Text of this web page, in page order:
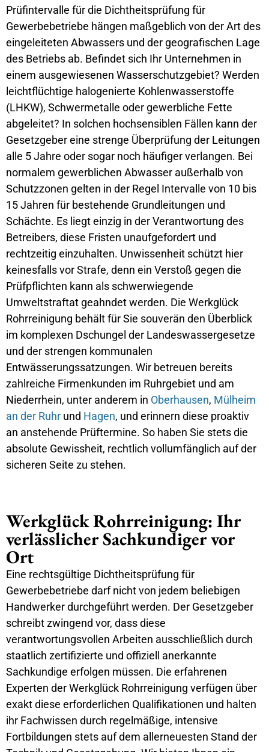
Prüfintervalle für die Dichtheitsprüfung für
Gewerbebetriebe hängen maßgeblich von der Art des
eingeleiteten Abwassers und der geografischen Lage
des Betriebs ab. Befindet sich Ihr Unternehmen in
einem ausgewiesenen Wasserschutzgebiet? Werden
leichtflüchtige halogenierte Kohlenwasserstoffe
(LHKW), Schwermetalle oder gewerbliche Fette
abgeleitet? In solchen hochsensiblen Fällen kann der
Gesetzgeber eine strenge Überprüfung der Leitungen
alle 5 Jahre oder sogar noch häufiger verlangen. Bei
normalem gewerblichen Abwasser außerhalb von
Schutzzonen gelten in der Regel Intervalle von 10 bis
15 Jahren für bestehende Grundleitungen und
Schächte. Es liegt einzig in der Verantwortung des
Betreibers, diese Fristen unaufgefordert und
rechtzeitig einzuhalten. Unwissenheit schützt hier
keinesfalls vor Strafe, denn ein Verstoß gegen die
Prüfpflichten kann als schwerwiegende
Umweltstraftat geahndet werden. Die Werkglück
Rohrreinigung behält für Sie souverän den Überblick
im komplexen Dschungel der Landeswassergesetze
und der strengen kommunalen
Entwässerungssatzungen. Wir betreuen bereits
zahlreiche Firmenkunden im Ruhrgebiet und am
Niederrhein, unter anderem in Oberhausen, Mülheim
an der Ruhr und Hagen, und erinnern diese proaktiv
an anstehende Prüftermine. So haben Sie stets die
absolute Gewissheit, rechtlich vollumfänglich auf der
sicheren Seite zu stehen.
Werkglück Rohrreinigung: Ihr
verlässlicher Sachkundiger vor
Ort
Eine rechtsgültige Dichtheitsprüfung für
Gewerbebetriebe darf nicht von jedem beliebigen
Handwerker durchgeführt werden. Der Gesetzgeber
schreibt zwingend vor, dass diese
verantwortungsvollen Arbeiten ausschließlich durch
staatlich zertifizierte und offiziell anerkannte
Sachkundige erfolgen müssen. Die erfahrenen
Experten der Werkglück Rohrreinigung verfügen über
exakt diese erforderlichen Qualifikationen und halten
ihr Fachwissen durch regelmäßige, intensive
Fortbildungen stets auf dem allerneuesten Stand der